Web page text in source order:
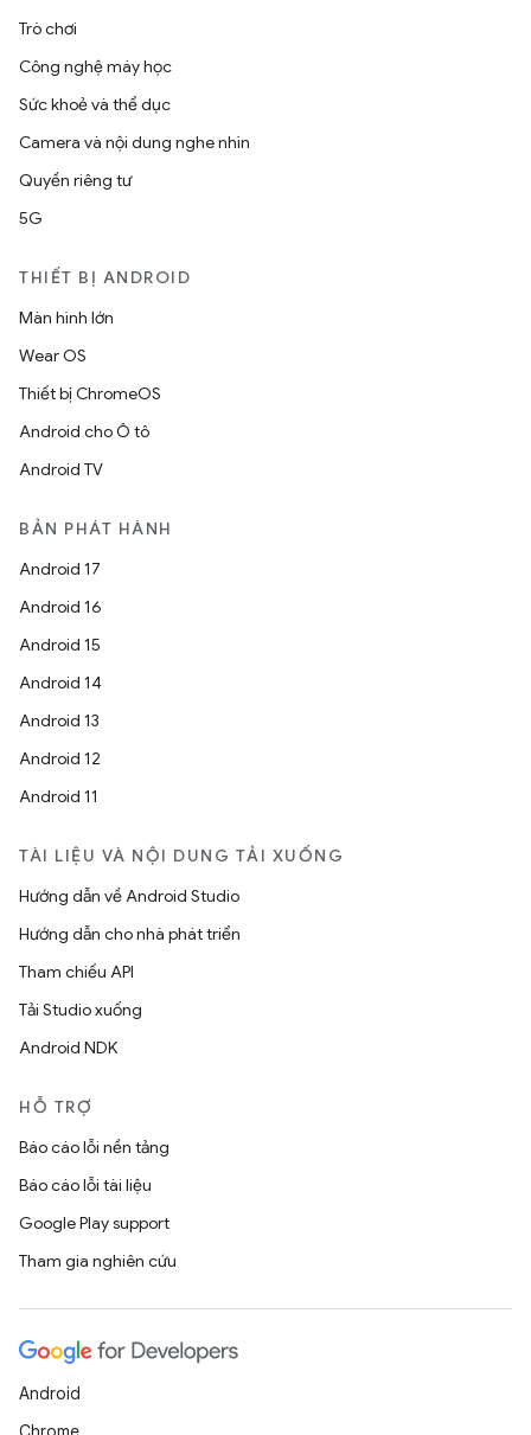
Trò chơi
Công nghệ máy học
Sức khoẻ và thể dục
Camera và nội dung nghe nhìn
Quyền riêng tư
5G
THIẾT BỊ ANDROID
Màn hình lớn
Wear OS
Thiết bị ChromeOS
Android cho Ô tô
Android TV
BẢN PHÁT HÀNH
Android 17
Android 16
Android 15
Android 14
Android 13
Android 12
Android 11
TÀI LIỆU VÀ NỘI DUNG TẢI XUỐNG
Hướng dẫn về Android Studio
Hướng dẫn cho nhà phát triển
Tham chiếu API
Tải Studio xuống
Android NDK
HỖ TRỢ
Báo cáo lỗi nền tảng
Báo cáo lỗi tài liệu
Google Play support
Tham gia nghiên cứu
Android